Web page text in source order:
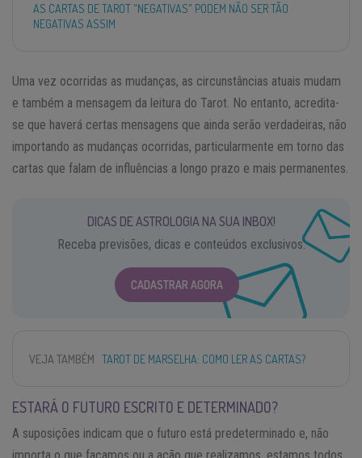
AS CARTAS DE TAROT "NEGATIVAS" PODEM NÃO SER TÃO
NEGATIVAS ASSIM
Uma vez ocorridas as mudanças, as circunstâncias atuais mudam
e também a mensagem da leitura do Tarot. No entanto, acredita-
se que haverá certas mensagens que ainda serão verdadeiras, não
importando as mudanças ocorridas, particularmente em torno das
cartas que falam de influências a longo prazo e mais permanentes.
DICAS DE ASTROLOGIA NA SUA INBOX!
Receba previsões, dicas e conteúdos exclusivos.
CADASTRAR AGORA
VEJA TAMBÉM TAROT DE MARSELHA: COMO LER AS CARTAS?
ESTARÁ O FUTURO ESCRITO E DETERMINADO?
A suposições indicam que o futuro está predeterminado e, não
importa o que façamos ou a ação que realizamos, estamos todos